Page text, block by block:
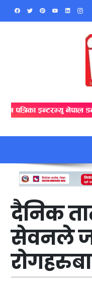
Skip
दैनिक
सेवनले